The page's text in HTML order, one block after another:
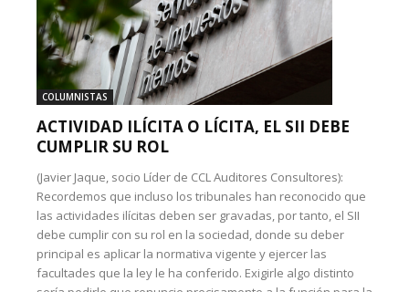
COLUMNISTAS
ACTIVIDAD ILÍCITA O LÍCITA, EL SII DEBE
CUMPLIR SU ROL
(Javier Jaque, socio Líder de CCL Auditores Consultores):
Recordemos que incluso los tribunales han reconocido que
las actividades ilícitas deben ser gravadas, por tanto, el SII
debe cumplir con su rol en la sociedad, donde su deber
principal es aplicar la normativa vigente y ejercer las
facultades que la ley le ha conferido. Exigirle algo distinto